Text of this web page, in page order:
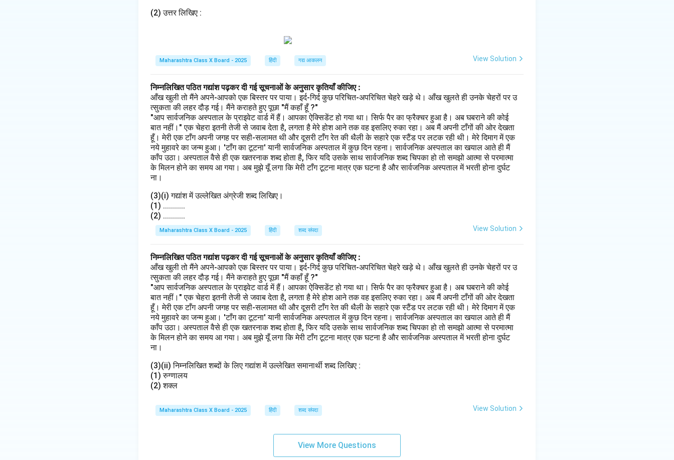
(2) उत्तर लिखिए :
Maharashtra Class X Board - 2025 हिंदी गद्य आकलन View Solution
निम्नलिखित पठित गद्यांश पढ़कर दी गई सूचनाओं के अनुसार कृतियाँ कीजिए :
आँख खुली तो मैंने अपने-आपको एक बिस्तर पर पाया। इर्द-गिर्द कुछ परिचित-अपरिचित चेहरे खड़े थे। आँख खुलते ही उनके चेहरों पर उ
त्सुकता की लहर दौड़ गई। मैंने कराहते हुए पूछा "मैं कहाँ हूँ ?"
"आप सार्वजनिक अस्पताल के प्राइवेट वार्ड में हैं। आपका ऐक्सिडेंट हो गया था। सिर्फ पैर का फ्रैक्चर हुआ है। अब घबराने की कोई
बात नहीं।" एक चेहरा इतनी तेजी से जवाब देता है, लगता है मेरे होश आने तक वह इसलिए रुका रहा। अब मैं अपनी टाँगों की ओर देखता
हूँ। मेरी एक टाँग अपनी जगह पर सही-सलामत थी और दूसरी टाँग रेत की थैली के सहारे एक स्टैंड पर लटक रही थी। मेरे दिमाग में एक
नये मुहावरे का जन्म हुआ। 'टाँग का टूटना' यानी सार्वजनिक अस्पताल में कुछ दिन रहना। सार्वजनिक अस्पताल का खयाल आते ही मैं
काँप उठा। अस्पताल वैसे ही एक खतरनाक शब्द होता है, फिर यदि उसके साथ सार्वजनिक शब्द चिपका हो तो समझो आत्मा से परमात्मा
के मिलन होने का समय आ गया। अब मुझे यूँ लगा कि मेरी टाँग टूटना मात्र एक घटना है और सार्वजनिक अस्पताल में भरती होना दुर्घट
ना।
(3)(i) गद्यांश में उल्लेखित अंग्रेजी शब्द लिखिए।
(1) ...........
(2) ...........
Maharashtra Class X Board - 2025 हिंदी शब्द संपदा View Solution
निम्नलिखित पठित गद्यांश पढ़कर दी गई सूचनाओं के अनुसार कृतियाँ कीजिए :
आँख खुली तो मैंने अपने-आपको एक बिस्तर पर पाया। इर्द-गिर्द कुछ परिचित-अपरिचित चेहरे खड़े थे। आँख खुलते ही उनके चेहरों पर उ
त्सुकता की लहर दौड़ गई। मैंने कराहते हुए पूछा "मैं कहाँ हूँ ?"
"आप सार्वजनिक अस्पताल के प्राइवेट वार्ड में हैं। आपका ऐक्सिडेंट हो गया था। सिर्फ पैर का फ्रैक्चर हुआ है। अब घबराने की कोई
बात नहीं।" एक चेहरा इतनी तेजी से जवाब देता है, लगता है मेरे होश आने तक वह इसलिए रुका रहा। अब मैं अपनी टाँगों की ओर देखता
हूँ। मेरी एक टाँग अपनी जगह पर सही-सलामत थी और दूसरी टाँग रेत की थैली के सहारे एक स्टैंड पर लटक रही थी। मेरे दिमाग में एक
नये मुहावरे का जन्म हुआ। 'टाँग का टूटना' यानी सार्वजनिक अस्पताल में कुछ दिन रहना। सार्वजनिक अस्पताल का खयाल आते ही मैं
काँप उठा। अस्पताल वैसे ही एक खतरनाक शब्द होता है, फिर यदि उसके साथ सार्वजनिक शब्द चिपका हो तो समझो आत्मा से परमात्मा
के मिलन होने का समय आ गया। अब मुझे यूँ लगा कि मेरी टाँग टूटना मात्र एक घटना है और सार्वजनिक अस्पताल में भरती होना दुर्घट
ना।
(3)(ii) निम्नलिखित शब्दों के लिए गद्यांश में उल्लेखित समानार्थी शब्द लिखिए :
(1) रुग्णालय
(2) शक्ल
Maharashtra Class X Board - 2025 हिंदी शब्द संपदा View Solution
View More Questions